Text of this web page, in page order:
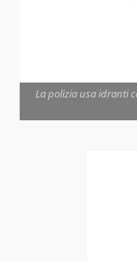
La polizia usa idranti